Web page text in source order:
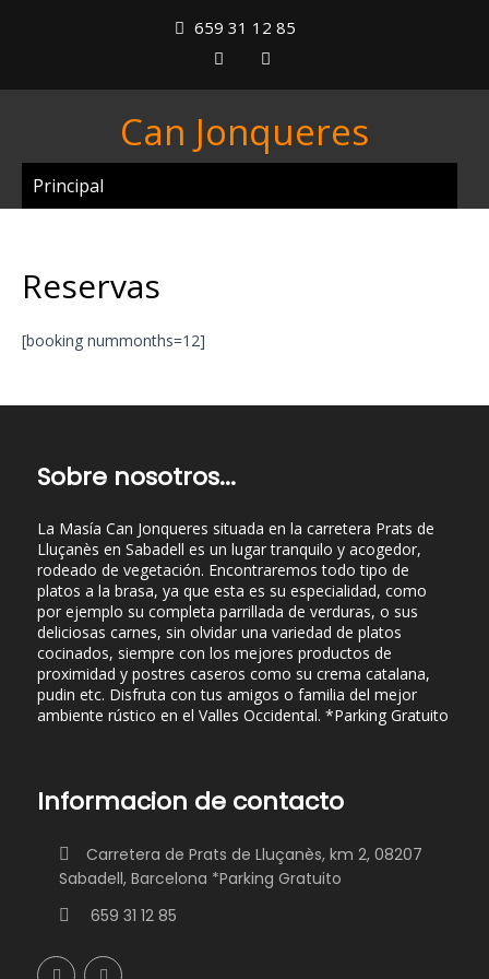
659 31 12 85
Can Jonqueres
Principal
Reservas
[booking nummonths=12]
Sobre nosotros...
La Masía Can Jonqueres situada en la carretera Prats de
Lluçanès en Sabadell es un lugar tranquilo y acogedor,
rodeado de vegetación. Encontraremos todo tipo de
platos a la brasa, ya que esta es su especialidad, como
por ejemplo su completa parrillada de verduras, o sus
deliciosas carnes, sin olvidar una variedad de platos
cocinados, siempre con los mejores productos de
proximidad y postres caseros como su crema catalana,
pudin etc. Disfruta con tus amigos o familia del mejor
ambiente rústico en el Valles Occidental. *Parking Gratuito
Informacion de contacto
Carretera de Prats de Lluçanès, km 2, 08207
Sabadell, Barcelona *Parking Gratuito
659 31 12 85